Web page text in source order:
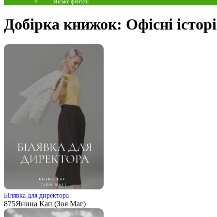
Міське фентезі
Добірка книжок: Офісні
Білявка для директора
875Янина Кап (Зоя Маг)